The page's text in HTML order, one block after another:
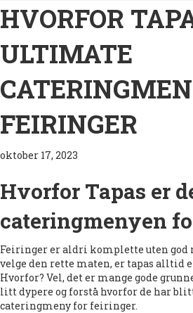
HVORFOR
ULTIMATE
FEIRINGER
oktober 17, 2023
Hvorfor Tapas er
cateringmenyen
Feiringer er aldri komplette uten god
velge den rette maten, er tapas alltid
Hvorfor? Vel, det er mange gode
litt dypere og forstå hvorfor de har
cateringmeny for feiringer.